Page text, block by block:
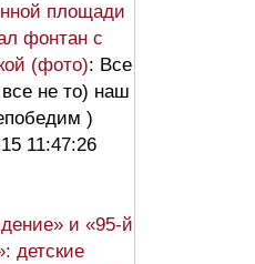
площади
фонтан с
(фото): Все
все не то) наш
)
11:47:26
и «95-й
детские